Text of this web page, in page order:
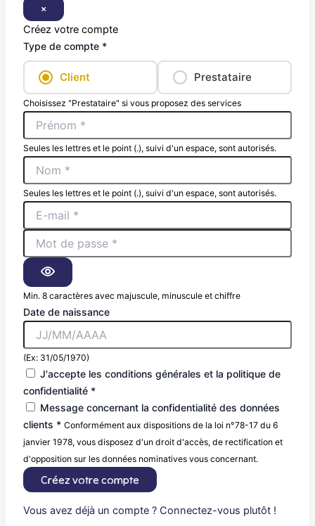
×
Créez votre compte
Type de compte *
Client Prestataire
Choisissez "Prestataire" si vous proposez des services
Seules les lettres et le point (.), suivi d'un espace, sont autorisés.
Seules les lettres et le point (.), suivi d'un espace, sont autorisés.
Min. 8 caractères avec majuscule, minuscule et chiffre
Date de naissance
(Ex: 31/05/1970)
J'accepte les conditions générales et la politique de
confidentialité *
Message concernant la confidentialité des données
clients * Conformément aux dispositions de la loi n°78-17 du 6
janvier 1978, vous disposez d'un droit d'accès, de rectification et
d'opposition sur les données nominatives vous concernant.
Créez votre compte
Vous avez déjà un compte ? Connectez-vous plutôt !